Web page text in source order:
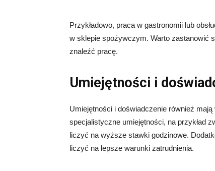
Przykładowo, praca w gastronomii lub
w sklepie spożywczym. Warto zastanowić
znaleźć pracę.
Umiejętności i
Umiejętności i doświadczenie również mają
specjalistyczne umiejętności, na przykład
liczyć na wyższe stawki godzinowe.
liczyć na lepsze warunki zatrudnienia.